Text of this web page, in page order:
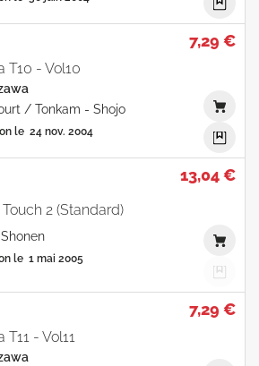
7,29 €
T10 - Vol10
/ Tonkam - Shojo
le 24 nov. 2004
13,04 €
Touch 2 (Standard)
Shonen
le 1 mai 2005
7,29 €
T11 - Vol11